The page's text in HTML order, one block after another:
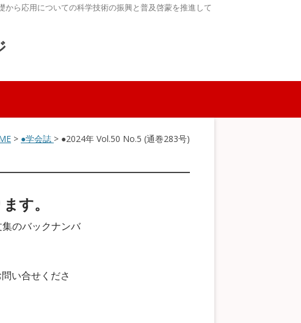
ら応用についての科学技術の振興と普及啓蒙を推進して
> ●学会誌 > ●2024年 Vol.50 No.5 (通巻283号)
す。
のバックナンバ
い合せくださ